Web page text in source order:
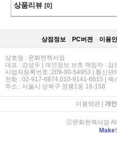
상품리뷰 [0]
상점정보 PC버젼 이용
상호명 : 문화헌책서점
대표 : 강성두 | 개인정보 보호 책임자 : 김
사업자등록번호 :209-90-54953 | 통신판
전화 : 02-917-6874,010-9141-6615 | 팩
주소 : 서울시 성북구 정릉1동 16-158
이용약관| 개
ⓒ문화헌책서점
Make